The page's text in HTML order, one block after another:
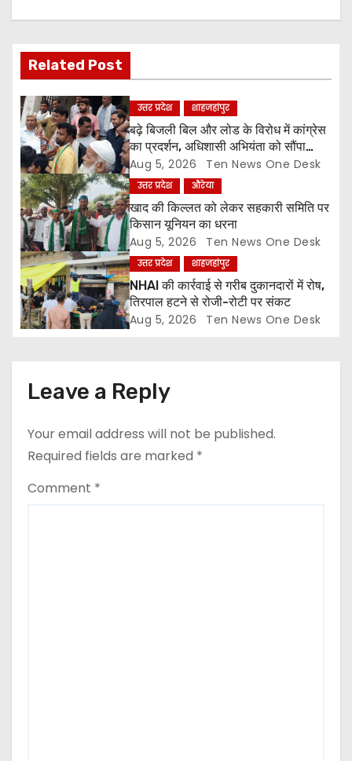
v
i
g
a
t
i
o
n
Related Post
उत्तर प्रदेश शाहजहांपुर
बढ़े बिजली बिल और लोड के विरोध में कांग्रेस
का प्रदर्शन, अधिशासी अभियंता को सौंपा
ज्ञापन
Aug 5, 2026 Ten News One Desk
उत्तर प्रदेश औरेया
खाद की किल्लत को लेकर सहकारी समिति पर
किसान यूनियन का धरना
Aug 5, 2026 Ten News One Desk
उत्तर प्रदेश शाहजहांपुर
NHAI की कार्रवाई से गरीब दुकानदारों में रोष,
तिरपाल हटने से रोजी-रोटी पर संकट
Aug 5, 2026 Ten News One Desk
Leave a Reply
Your email address will not be published.
Required fields are marked *
Comment *